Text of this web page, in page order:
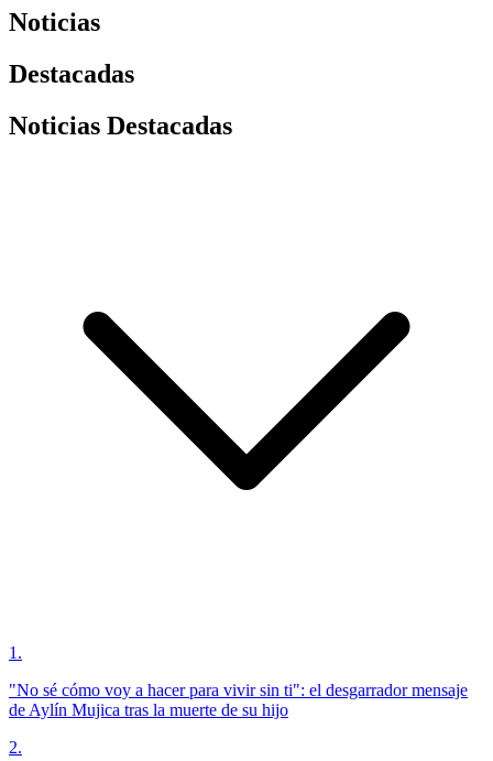
Noticias
Destacadas
Noticias Destacadas
1 .
"No sé cómo voy a hacer para vivir sin ti": el desgarrador mensaje
de Aylín Mujica tras la muerte de su hijo
2.